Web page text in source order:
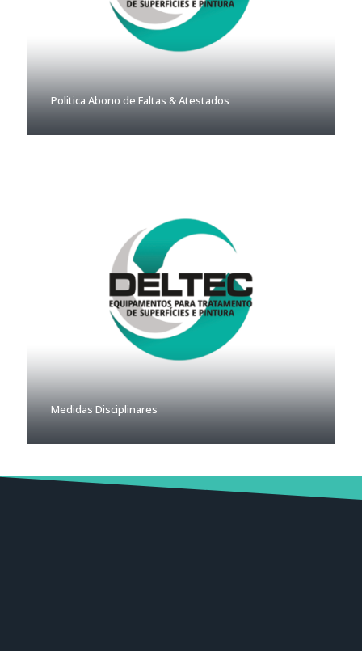
Politica Abono de Faltas & Atestados
Medidas Disciplinares